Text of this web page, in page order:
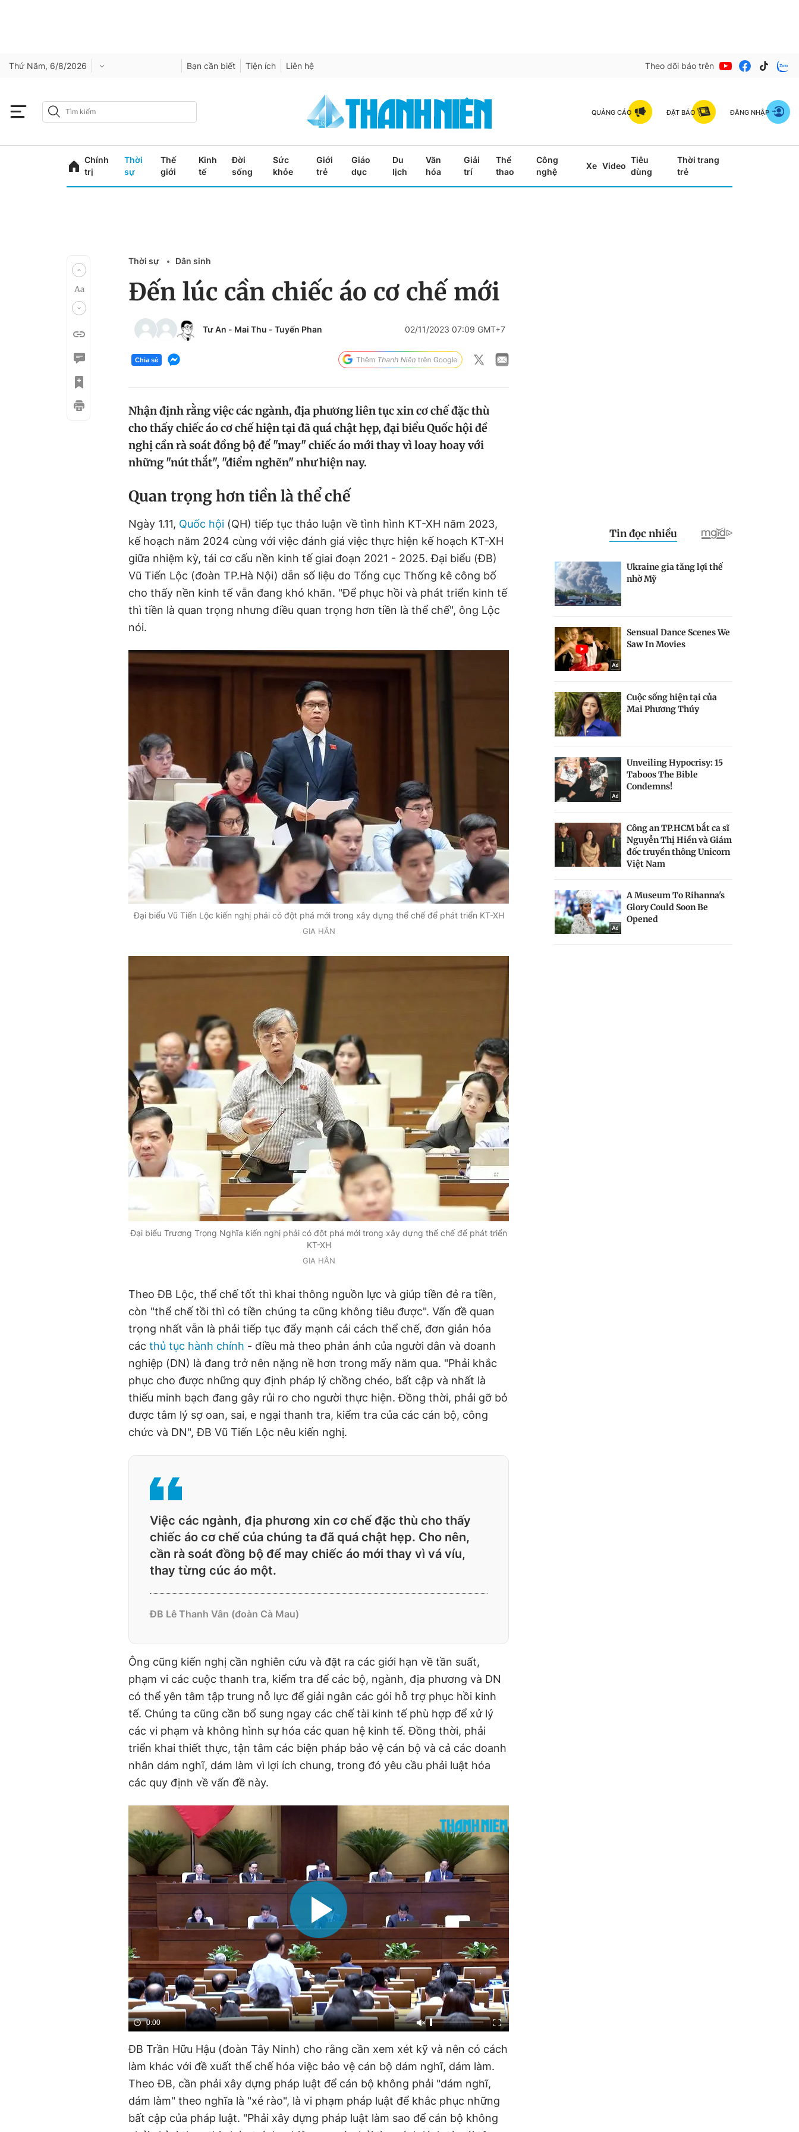
Thứ Năm, 6/8/2026 Bạn cần biết Tiện ích Liên hệ Theo dõi báo trên
QUẢNG CÁO ĐẶT BÁO ĐĂNG NHẬP
Chính
trị
Thời
sự
Thế
giới
Kinh
tế
Đời
sống
Sức
khỏe
Giới
trẻ
Giáo
dục
Du
lịch
Văn
hóa
Giải
trí
Thể
thao
Công
nghệ
Xe Video
Tiêu
dùng
Thời trang
trẻ
Thời sự Dân sinh
Đến lúc cần chiếc áo cơ chế mới
Tư An - Mai Thu - Tuyến Phan 02/11/2023 07:09 GMT+7
Chia sẻ
Nhận định rằng việc các ngành, địa phương liên tục xin cơ chế đặc thù
cho thấy chiếc áo cơ chế hiện tại đã quá chật hẹp, đại biểu Quốc hội đề
nghị cần rà soát đồng bộ để "may" chiếc áo mới thay vì loay hoay với
những "nút thắt", "điểm nghẽn" như hiện nay.
Quan trọng hơn tiền là thể chế
Ngày 1.11, Quốc hội (QH) tiếp tục thảo luận về tình hình KT-XH năm 2023,
kế hoạch năm 2024 cùng với việc đánh giá việc thực hiện kế hoạch KT-XH
giữa nhiệm kỳ, tái cơ cấu nền kinh tế giai đoạn 2021 - 2025. Đại biểu (ĐB)
Vũ Tiến Lộc (đoàn TP.Hà Nội) dẫn số liệu do Tổng cục Thống kê công bố
cho thấy nền kinh tế vẫn đang khó khăn. "Để phục hồi và phát triển kinh tế
thì tiền là quan trọng nhưng điều quan trọng hơn tiền là thể chế", ông Lộc
nói.
Đại biểu Vũ Tiến Lộc kiến nghị phải có đột phá mới trong xây dựng thể chế để phát triển KT-XH
GIA HÂN
Đại biểu Trương Trọng Nghĩa kiến nghị phải có đột phá mới trong xây dựng thể chế để phát triển
KT-XH
GIA HÂN
Theo ĐB Lộc, thể chế tốt thì khai thông nguồn lực và giúp tiền đẻ ra tiền,
còn "thể chế tồi thì có tiền chúng ta cũng không tiêu được". Vấn đề quan
trọng nhất vẫn là phải tiếp tục đẩy mạnh cải cách thể chế, đơn giản hóa
các thủ tục hành chính - điều mà theo phản ánh của người dân và doanh
nghiệp (DN) là đang trở nên nặng nề hơn trong mấy năm qua. "Phải khắc
phục cho được những quy định pháp lý chồng chéo, bất cập và nhất là
thiếu minh bạch đang gây rủi ro cho người thực hiện. Đồng thời, phải gỡ bỏ
được tâm lý sợ oan, sai, e ngại thanh tra, kiểm tra của các cán bộ, công
chức và DN", ĐB Vũ Tiến Lộc nêu kiến nghị.
Việc các ngành, địa phương xin cơ chế đặc thù cho thấy
chiếc áo cơ chế của chúng ta đã quá chật hẹp. Cho nên,
cần rà soát đồng bộ để may chiếc áo mới thay vì vá víu,
thay từng cúc áo một.
ĐB Lê Thanh Vân (đoàn Cà Mau)
Ông cũng kiến nghị cần nghiên cứu và đặt ra các giới hạn về tần suất,
phạm vi các cuộc thanh tra, kiểm tra để các bộ, ngành, địa phương và DN
có thể yên tâm tập trung nỗ lực để giải ngân các gói hỗ trợ phục hồi kinh
tế. Chúng ta cũng cần bổ sung ngay các chế tài kinh tế phù hợp để xử lý
các vi phạm và không hình sự hóa các quan hệ kinh tế. Đồng thời, phải
triển khai thiết thực, tận tâm các biện pháp bảo vệ cán bộ và cả các doanh
nhân dám nghĩ, dám làm vì lợi ích chung, trong đó yêu cầu phải luật hóa
các quy định về vấn đề này.
0:00
ĐB Trần Hữu Hậu (đoàn Tây Ninh) cho rằng cần xem xét kỹ và nên có cách
làm khác với đề xuất thể chế hóa việc bảo vệ cán bộ dám nghĩ, dám làm.
Theo ĐB, cần phải xây dựng pháp luật để cán bộ không phải "dám nghĩ,
dám làm" theo nghĩa là "xé rào", là vi phạm pháp luật để khắc phục những
bất cập của pháp luật. "Phải xây dựng pháp luật làm sao để cán bộ không